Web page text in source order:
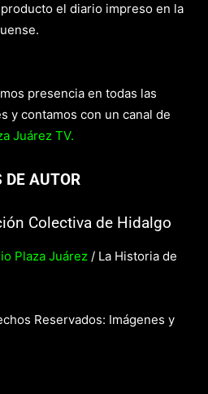
el diario impreso en la
presencia en todas las
y contamos con un canal de
Juárez TV.
DE AUTOR
Colectiva de Hidalgo
Plaza Juárez / La Historia de
Reservados: Imágenes y